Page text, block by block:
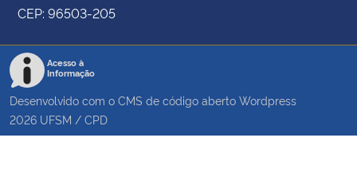
CEP: 96503-205
Acesso à
Informação
Desenvolvido com o CMS de código aberto Wordpress
2026 UFSM / CPD